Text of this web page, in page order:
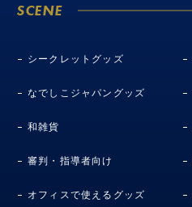
SCENE
シークレットグッズ
なでしこジャパングッズ
和雑貨
審判・指導者向け
オフィスで使えるグッズ